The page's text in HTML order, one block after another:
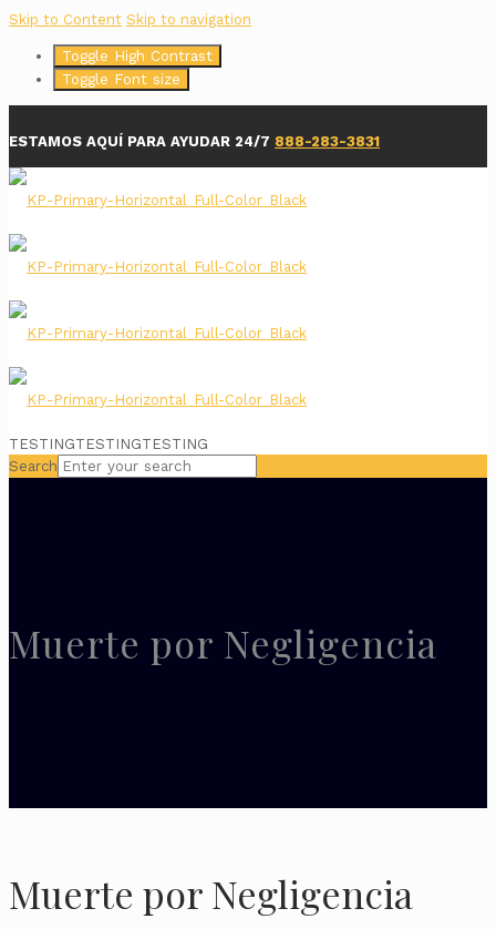
Skip to Content Skip to navigation
Toggle High Contrast
Toggle Font size
ESTAMOS AQUÍ PARA AYUDAR 24/7 888-283-3831
TESTINGTESTINGTESTING
Search
Muerte por Negligencia
Muerte por Negligencia